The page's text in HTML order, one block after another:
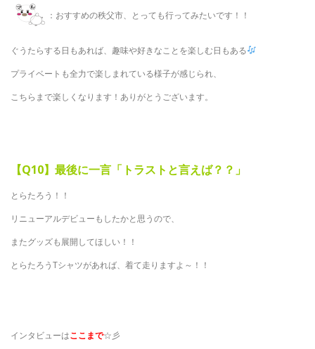
：おすすめの秩父市、とっても行ってみたいです！！
ぐうたらする日もあれば、趣味や好きなことを楽しむ日もある
プライベートも全力で楽しまれている様子が感じられ、
こちらまで楽しくなります！ありがとうございます。
【Q10】最後に一言「トラストと言えば？？」
とらたろう！！
リニューアルデビューもしたかと思うので、
またグッズも展開してほしい！！
とらたろうTシャツがあれば、着て走りますよ～！！
インタビューはここまで☆彡